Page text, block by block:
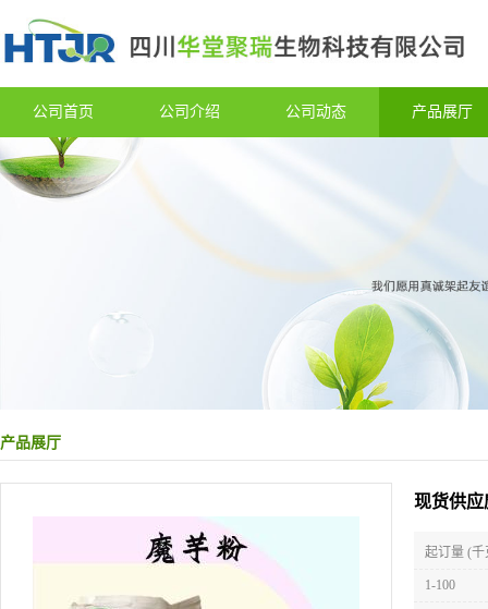
公司首页 公司介绍 公司动态 产品展厅
产品展厅
现货供应
起订量 (千
1-100